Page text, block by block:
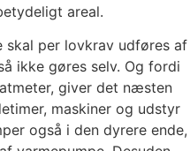
areal.
skal per lovkrav udføres af
ikke gøres selv. Og fordi
giver det næsten
maskiner og udstyr
også i den dyrere ende,